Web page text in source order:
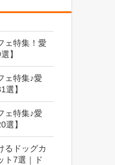
ェ特集！愛
】
ェ特集♪愛
選】
ェ特集♪愛
選】
るドッグカ
ト7選｜ド